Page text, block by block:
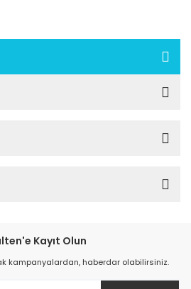
Kayıt Olun
kampanyalardan, haberdar olabilirsiniz.